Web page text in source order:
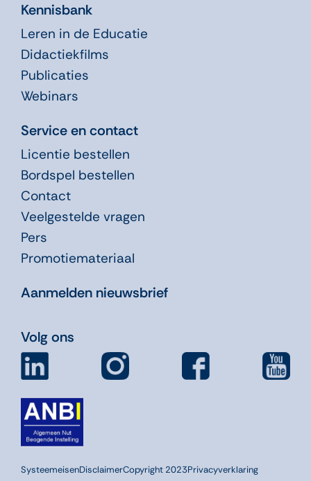
Kennisbank
Leren in de Educatie
Didactiekfilms
Publicaties
Webinars
Service en contact
Licentie bestellen
Bordspel bestellen
Contact
Veelgestelde vragen
Pers
Promotiemateriaal
Aanmelden nieuwsbrief
Volg ons
SysteemeisenDisclaimerCopyright 2023Privacyverklaring